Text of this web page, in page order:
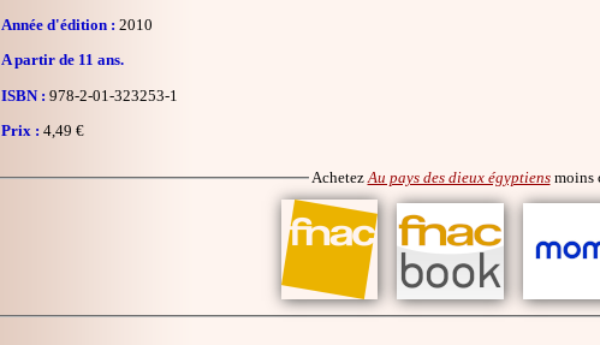
Année d'édition : 2010
A partir de 11 ans.
ISBN : 978-2-01-323253-1
Prix : 4,49 €
AchetezAu pays des dieux égyptiensmoins